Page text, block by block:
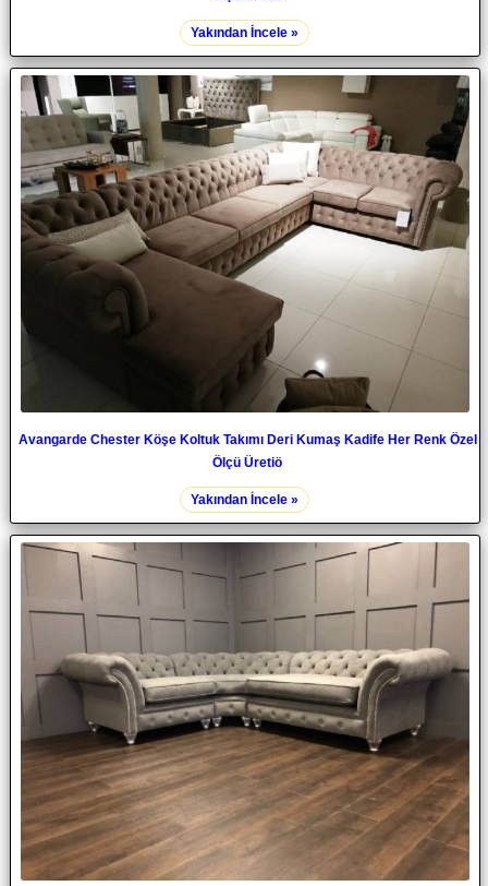
Yakından İncele »
Avangarde Chester Köşe Koltuk Takımı Deri Kumaş Kadife Her Renk Özel
Ölçü Üretiö
Yakından İncele »